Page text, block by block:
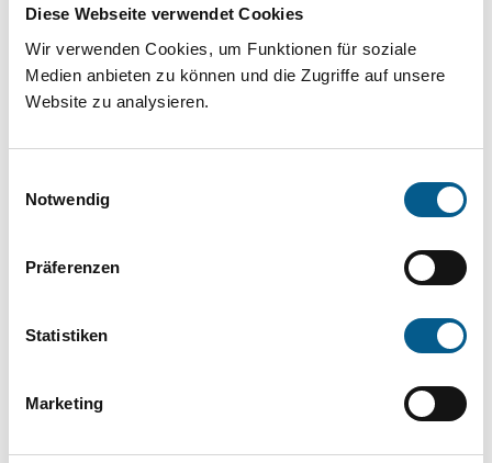
Diese Webseite verwendet Cookies
Wir verwenden Cookies, um Funktionen für soziale
Medien anbieten zu können und die Zugriffe auf unsere
Website zu analysieren.
Notwendig
Präferenzen
Statistiken
Marketing
Stiftungsdatenbank recherchieren. Bei der
Suche bitte die Groß- und Kleinschreibung
beachten.
können durch die Wahl von Bereichen oder
Suchen